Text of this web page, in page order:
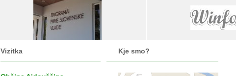
Vizitka Kje smo?